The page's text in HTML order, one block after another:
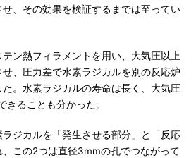
、その効果を検証するまでは至ってい
ン熱フィラメントを用い、大気圧以上
、圧力差で水素ラジカルを別の反応炉
。水素ラジカルの寿命は長く、大気圧
ることも分かった。
ジカルを「発生させる部分」と「反応
この2つは直径3mmの孔でつながって